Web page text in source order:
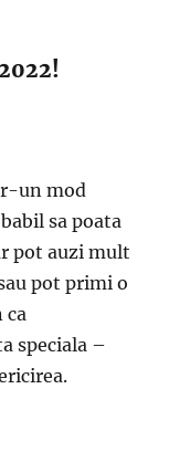
un mod
sa poata
pot auzi mult
pot primi o
ca
speciala –